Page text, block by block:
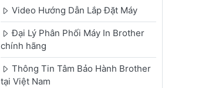
Video Hướng Dẫn Lắp Đặt Máy
Đại Lý Phân Phối Máy In Brother
chính hãng
Thông Tin Tâm Bảo Hành Brother
tại Việt Nam